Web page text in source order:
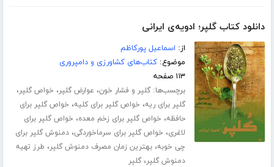
دانلود کتاب گلپر؛ ادویه‌ی ایرانی
از: اسماعیل پورکاظم
موضوع:کتاب‌های کشاورزی و دامپروری
۱۱۳ صفحه
برچسب‌ها:گلپر و فشار خون، عوارض گلپر، خواص گلپر،
گلپر برای ریه، خواص گلپر برای کلیه، خواص گلپر برای
حافظه، خواص گلپر برای زخم معده، خواص گلپر برای
لاغری، خواص گلپر برای سرماخوردگی،دمنوش گلپر برای
چی خوبه،بهترین زمان مصرف دمنوش گلپر، طرز تهیه
دمنوش گلپر،گلپر